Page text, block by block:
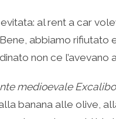
al rent a car
abbiamo rifiutato
non ce l’avevano
medioevale
banana alle olive,